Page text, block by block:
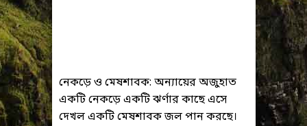
নেকড়ে ও মেষশাবক: অন্যায়ের অজুহাত
একটি নেকড়ে একটি ঝর্ণার কাছে এসে
দেখল একটি মেষশাবক জল পান করছে।